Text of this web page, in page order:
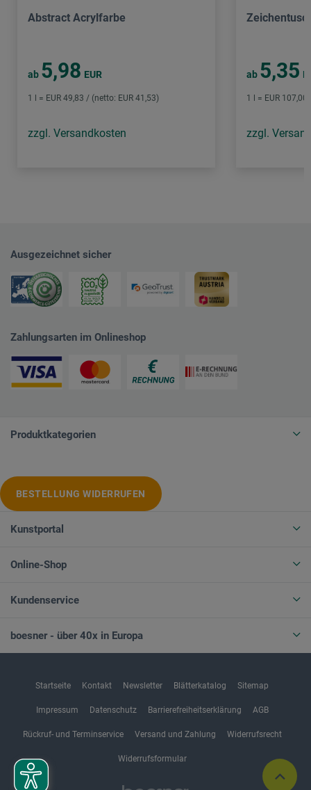
Abstract Acrylfarbe
ab 5,98 EUR
1 l = EUR 49,83 / (netto: EUR 41,53)
zzgl. Versandkosten
ab 5,35
1 l = EUR
zzgl.
Ausgezeichnet sicher
Zahlungsarten im Onlineshop
Produktkategorien
BESTELLUNG WIDERRUFEN
Kunstportal
Online-Shop
Kundenservice
boesner - über 40x in Europa
Startseite Kontakt Newsletter Blätterkatalog Sitemap
Impressum Datenschutz Barrierefreiheitserklärung AGB
Rückruf- und Terminservice Versand und Zahlung Widerrufsrecht
Widerrufsformular